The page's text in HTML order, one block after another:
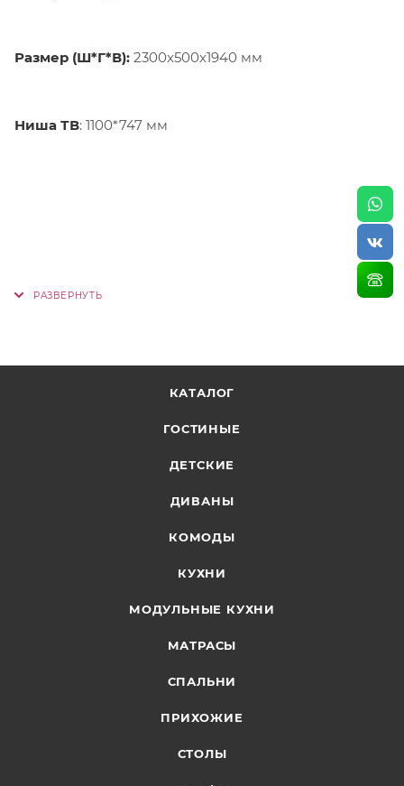
Размер (Ш*Г*В): 2300x500x1940 мм
Ниша ТВ: 1100*747 мм
КАТАЛОГ
ГОСТИНЫЕ
ДЕТСКИЕ
ДИВАНЫ
КОМОДЫ
КУХНИ
МОДУЛЬНЫЕ КУХНИ
МАТРАСЫ
СПАЛЬНИ
ПРИХОЖИЕ
СТОЛЫ